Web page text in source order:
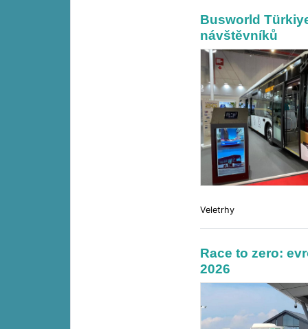
Busworld
návštěvníků
Veletrhy
Race to zero:
2026